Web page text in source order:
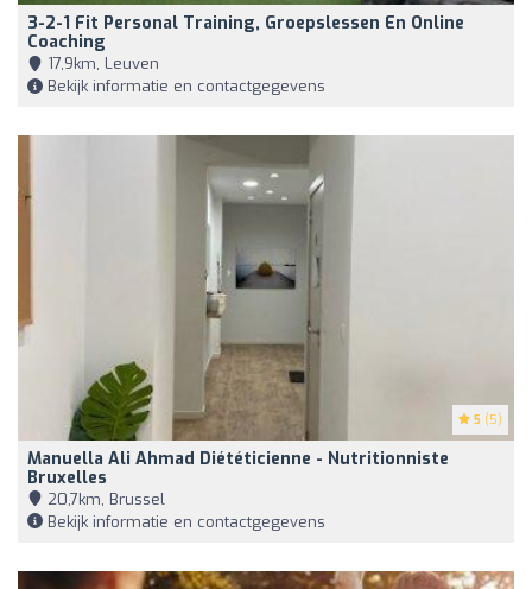
3-2-1 Fit Personal Training, Groepslessen En Online
Coaching
17,9km, Leuven
Bekijk informatie en contactgegevens
5 (5)
Manuella Ali Ahmad Diététicienne - Nutritionniste
Bruxelles
20,7km, Brussel
Bekijk informatie en contactgegevens